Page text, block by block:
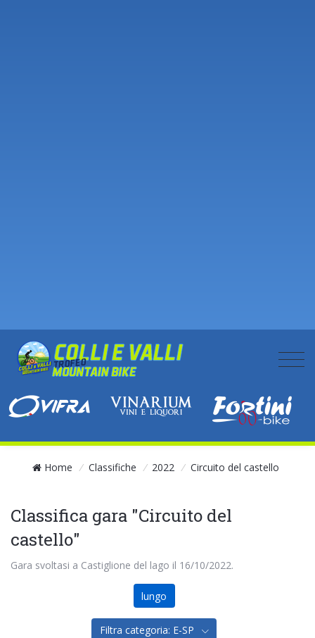
Home / Classifiche / 2022 / Circuito del castello
Classifica gara "Circuito del
castello"
Gara svoltasi a Castiglione del lago il 16/10/2022.
lungo
Filtra categoria: E-SP